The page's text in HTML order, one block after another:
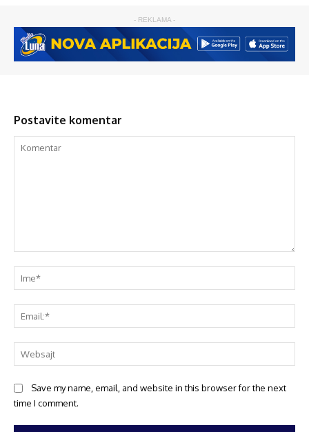
- REKLAMA -
Postavite komentar
Save my name, email, and website in this browser for the next
time I comment.